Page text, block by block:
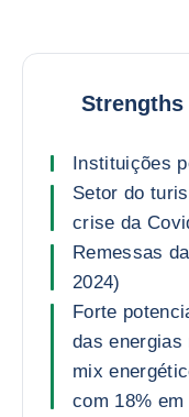
Strengths
Instituições
Setor do
crise da
Remessas
2024)
Forte
das energias
mix
com 18% em